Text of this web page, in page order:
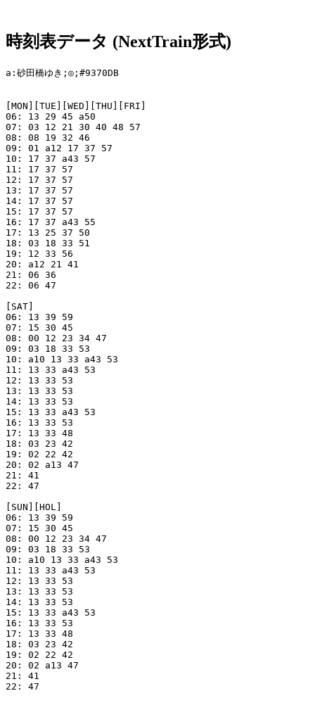
時刻表データ (NextTrain形式)
a:砂田橋ゆき;◎;#9370DB
[MON][TUE][WED][THU][FRI]
06: 13 29 45 a50
07: 03 12 21 30 40 48 57
08: 08 19 32 46
09: 01 a12 17 37 57
10: 17 37 a43 57
11: 17 37 57
12: 17 37 57
13: 17 37 57
14: 17 37 57
15: 17 37 57
16: 17 37 a43 55
17: 13 25 37 50
18: 03 18 33 51
19: 12 33 56
20: a12 21 41
21: 06 36
22: 06 47
[SAT]
06: 13 39 59
07: 15 30 45
08: 00 12 23 34 47
09: 03 18 33 53
10: a10 13 33 a43 53
11: 13 33 a43 53
12: 13 33 53
13: 13 33 53
14: 13 33 53
15: 13 33 a43 53
16: 13 33 53
17: 13 33 48
18: 03 23 42
19: 02 22 42
20: 02 a13 47
21: 41
22: 47
[SUN][HOL]
06: 13 39 59
07: 15 30 45
08: 00 12 23 34 47
09: 03 18 33 53
10: a10 13 33 a43 53
11: 13 33 a43 53
12: 13 33 53
13: 13 33 53
14: 13 33 53
15: 13 33 a43 53
16: 13 33 53
17: 13 33 48
18: 03 23 42
19: 02 22 42
20: 02 a13 47
21: 41
22: 47